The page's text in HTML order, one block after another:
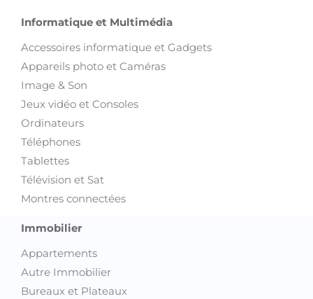
Informatique et Multimédia
Accessoires informatique et Gadgets
Appareils photo et Caméras
Image & Son
Jeux vidéo et Consoles
Ordinateurs
Téléphones
Tablettes
Télévision et Sat
Montres connectées
Immobilier
Appartements
Autre Immobilier
Bureaux et Plateaux